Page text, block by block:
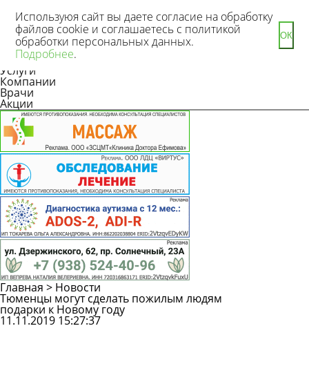
Новости
Статьи
Услуги
Компании
Врачи
Акции
Главная > Новости
Тюменцы могут сделать пожилым людям
подарки к Новому году
11.11.2019 15:27:37
Используюя сайт вы даете согласие на обработку
файлов cookie и соглашаетесь с политикой
обработки персональных данных.
Подробнее.
ОК